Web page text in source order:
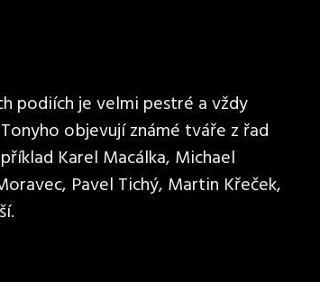
podiích je velmi pestré a vždy
objevují známé tváře z řad
Karel Macálka, Michael
Pavel Tichý, Martin Křeček,